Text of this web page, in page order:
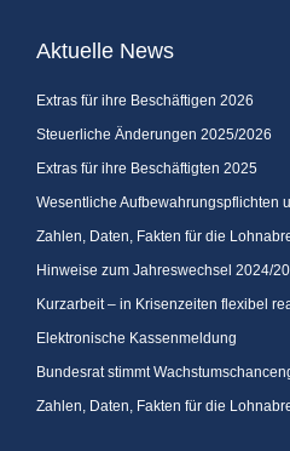
Aktuelle News
Extras für ihre Beschäftigen 2026
Steuerliche Änderungen 2025/2026
Extras für ihre Beschäftigten 2025
Wesentliche Aufbewahrungspflichten
Zahlen, Daten, Fakten für die
Hinweise zum Jahreswechsel 2024/
Kurzarbeit – in Krisenzeiten flexibel
Elektronische Kassenmeldung
Bundesrat stimmt
Zahlen, Daten, Fakten für die